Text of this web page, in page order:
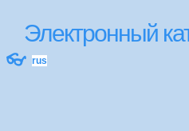
Электронный
👓 rus